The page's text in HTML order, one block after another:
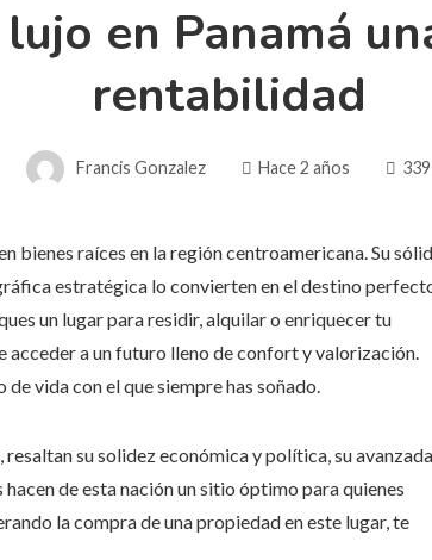
en Panamá
rentabilidad
Francis Gonzalez Hace 2 años 339
bienes raíces en la región centroamericana. Su
estratégica lo convierten en el destino
un lugar para residir, alquilar o enriquecer tu
acceder a un futuro lleno de confort y valorización.
vida con el que siempre has soñado.
su solidez económica y política, su avanzada
de esta nación un sitio óptimo para quienes
la compra de una propiedad en este lugar, te